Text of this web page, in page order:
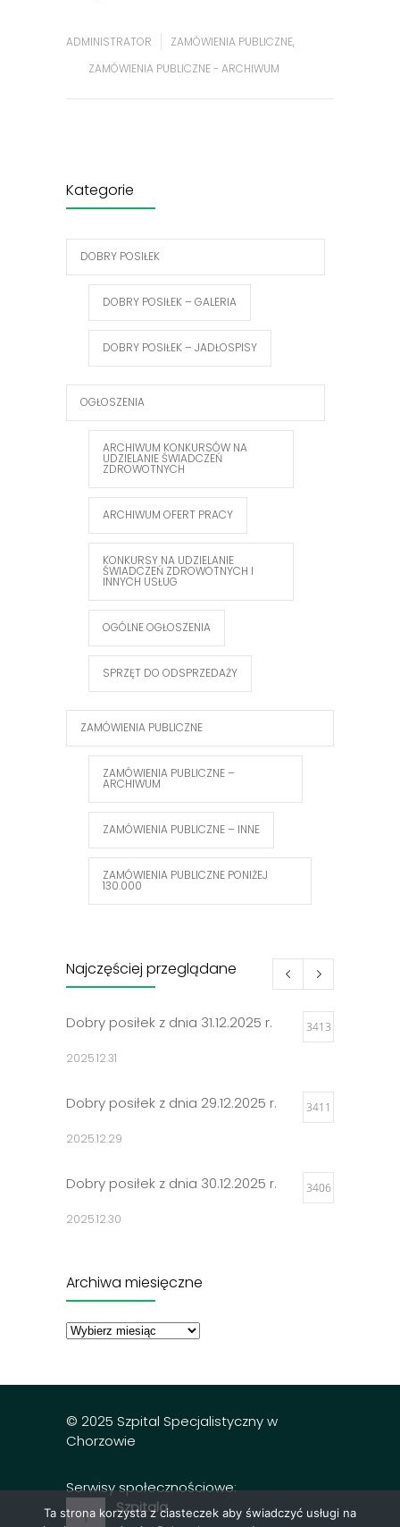
ADMINISTRATOR ZAMÓWIENIA PUBLICZNE,
ZAMÓWIENIA PUBLICZNE - ARCHIWUM
Kategorie
DOBRY POSIŁEK
DOBRY POSIŁEK – GALERIA
DOBRY POSIŁEK – JADŁOSPISY
OGŁOSZENIA
ARCHIWUM KONKURSÓW NA
UDZIELANIE ŚWIADCZEŃ
ZDROWOTNYCH
ARCHIWUM OFERT PRACY
KONKURSY NA UDZIELANIE
ŚWIADCZEŃ ZDROWOTNYCH I
INNYCH USŁUG
OGÓLNE OGŁOSZENIA
SPRZĘT DO ODSPRZEDAŻY
ZAMÓWIENIA PUBLICZNE
ZAMÓWIENIA PUBLICZNE –
ARCHIWUM
ZAMÓWIENIA PUBLICZNE – INNE
ZAMÓWIENIA PUBLICZNE PONIŻEJ
130.000
Najczęściej przeglądane
Dobry posiłek z dnia 31.12.2025 r. 3413
2025.12.31
Dobry posiłek z dnia 29.12.2025 r. 3411
2025.12.29
Dobry posiłek z dnia 30.12.2025 r. 3406
2025.12.30
2024.12.27
Dobry posiłek z dnia 23.12.2025 r.
Archiwa miesięczne
miesięczne
© 2025 Szpital Specjalistyczny w
Chorzowie
Serwisy społecznościowe:
Szpitala
Ta strona korzysta z ciasteczek aby świadczyć usługi na